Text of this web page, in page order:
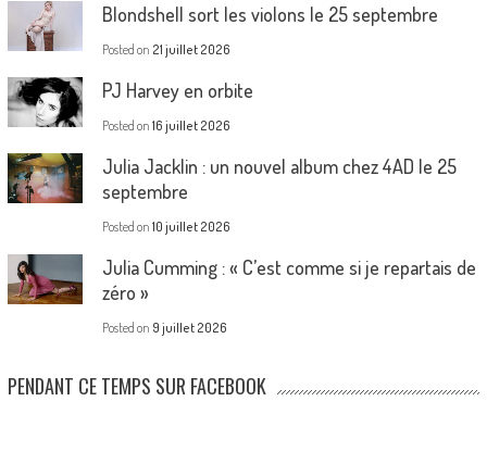
Blondshell sort les violons le 25 septembre
Posted on 21 juillet 2026
PJ Harvey en orbite
Posted on 16 juillet 2026
Julia Jacklin : un nouvel album chez 4AD le 25
septembre
Posted on 10 juillet 2026
Julia Cumming : « C’est comme si je repartais de
zéro »
Posted on 9 juillet 2026
PENDANT CE TEMPS SUR FACEBOOK